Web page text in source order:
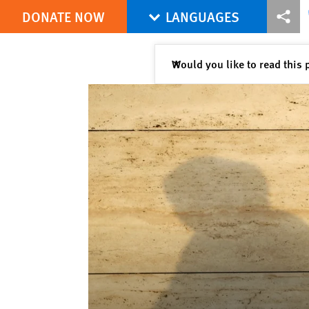
Share
Share this via
More sharing options
LANGUAGES
DONATE NOW
Would you like to read this
✕Close